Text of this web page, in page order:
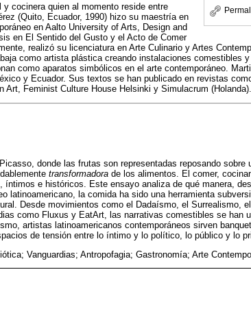
cocinera quien al momento reside entre
(Quito, Ecuador, 1990) hizo su maestría en
en Aalto University of Arts, Design and
en El Sentido del Gusto y el Acto de Comer
realizó su licenciatura en Arte Culinario y Artes
como artista plástica creando instalaciones comestibles
como aparatos simbólicos en el arte contemporáneo.
y Ecuador. Sus textos se han publicado en revistas
Art, Feminist Culture House Helsinki y Simulacrum (Holanda).
donde las frutas son representadas reposando sobre
transformadora de los alimentos. El comer,
e históricos. Este ensayo analiza de qué manera,
latinoamericano, la comida ha sido una herramienta
Desde movimientos como el Dadaísmo, el Surrealismo,
como Fluxus y EatArt, las narrativas comestibles se han
artistas latinoamericanos contemporáneos sirven
de tensión entre lo íntimo y lo político, lo público y lo
Vanguardias; Antropofagia; Gastronomía; Arte